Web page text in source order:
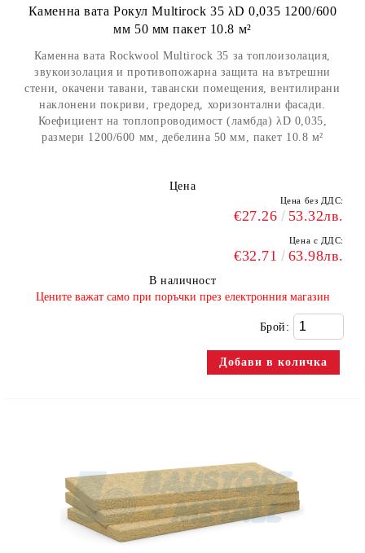
Каменна вата Рокул Multirock 35 λD 0,035 1200/600
мм 50 мм пакет 10.8 м²
Каменна вата Rockwool Multirock 35 за топлоизолация,
звукоизолация и противопожарна защита на вътрешни
стени, окачени тавани, тавански помещения, вентилирани
наклонени покриви, гредоред, хоризонтални фасади.
Коефициент на топлопроводимост (ламбда) λD 0,035,
размери 1200/600 мм, дебелина 50 мм, пакет 10.8 м²
Цена
Цена без ДДС:
€27.26 53.32лв.
Цена с ДДС:
€32.71 63.98лв.
В наличност
​Цените важат само при поръчки през електронния магазин
Брой: